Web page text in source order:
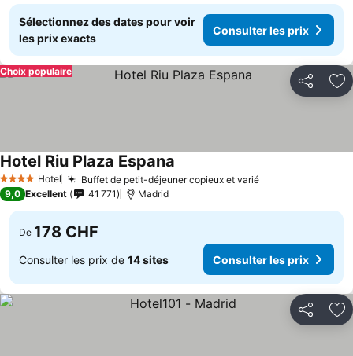
Sélectionnez des dates pour voir
les prix exacts
Consulter les prix
Partager
Choix populaire
4 Étoiles Hotel Buffet de petit-déjeuner copieux et variéConsulter les
Hotel Riu Plaza Espana
9,0 Excellent 41 771 Madrid
De 178 CHF
Consulter les prix de 14 sites Consulter les prix
Partager